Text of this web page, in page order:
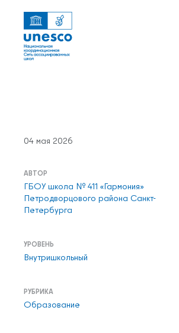
04 мая 2026
АВТОР
ГБОУ школа № 411 «Гармония»
Петродворцового района Санкт-
Петербурга
УРОВЕНЬ
Внутришкольный
РУБРИКА
Образование